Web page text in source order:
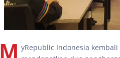
M yRepublic Indonesia